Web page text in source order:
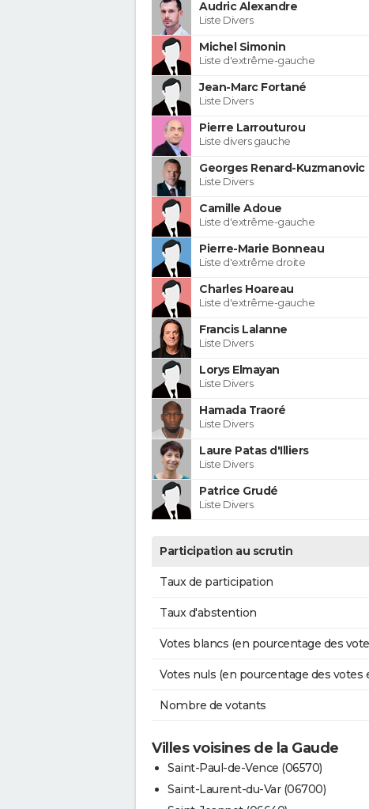
Audric Alexandre
Liste Divers
Michel Simonin
Liste d'extrême-gauche
Jean-Marc Fortané
Liste Divers
Pierre Larrouturou
Liste divers gauche
Georges Renard-Kuzmanovic
Liste Divers
Camille Adoue
Liste d'extrême-gauche
Pierre-Marie Bonneau
Liste d'extrême droite
Charles Hoareau
Liste d'extrême-gauche
Francis Lalanne
Liste Divers
Lorys Elmayan
Liste Divers
Hamada Traoré
Liste Divers
Laure Patas d'Illiers
Liste Divers
Patrice Grudé
Liste Divers
Participation au scrutin
Taux de participation
Taux d'abstention
Votes blancs (en pourcentage des
Votes nuls (en pourcentage des votes
Nombre de votants
Villes voisines de la Gaude
Saint-Paul-de-Vence (06570)
Saint-Laurent-du-Var (06700)